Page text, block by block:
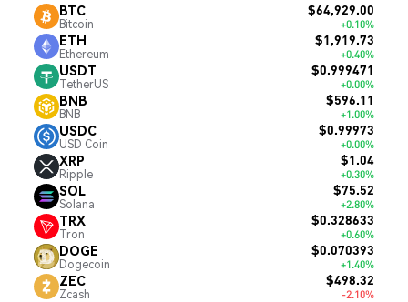
BTC
Bitcoin
$64,929.00
+0.10%
ETH
Ethereum
$1,919.73
+0.40%
USDT
TetherUS
$0.999471
+0.00%
BNB
BNB
$596.11
+1.00%
USDC
USD Coin
$0.99973
+0.00%
XRP
Ripple
$1.04
+0.30%
SOL
Solana
$75.52
+2.80%
TRX
Tron
$0.328633
+0.60%
DOGE
Dogecoin
$0.070393
+1.40%
ZEC
Zcash
$498.32
-2.10%